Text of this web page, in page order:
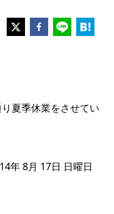
夏季休業をさせてい
8月 17日 日曜日